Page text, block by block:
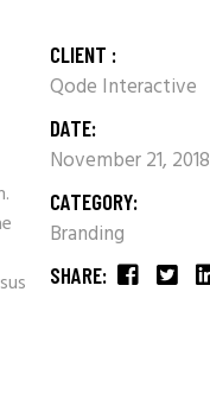
CLIENT :
Qode Interactive
DATE:
November 21, 2018
CATEGORY:
Branding
SHARE: